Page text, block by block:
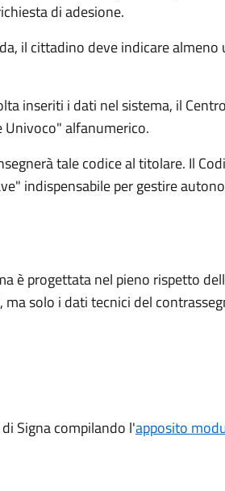
di adesione.
il cittadino deve indicare
inseriti i dati nel sistema, il
Univoco" alfanumerico.
tale codice al titolare. Il
indispensabile per gestire
è progettata nel pieno rispetto
solo i dati tecnici del
Signa compilando l'apposito